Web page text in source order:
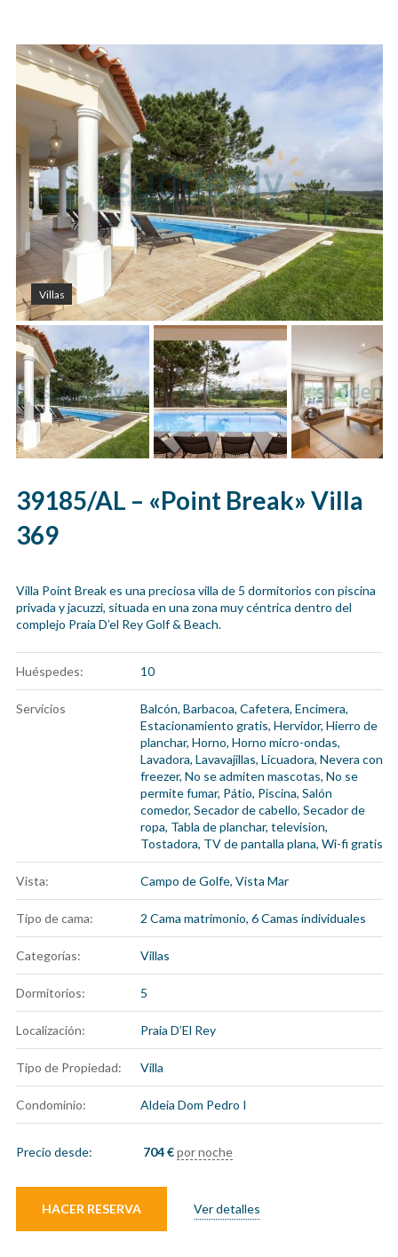
Villas
39185/AL – «Point Break» Villa
369
Villa Point Break es una preciosa villa de 5 dormitorios con piscina
privada y jacuzzi, situada en una zona muy céntrica dentro del
complejo Praia D’el Rey Golf & Beach.
Huéspedes: 10
Servicios Balcón, Barbacoa, Cafetera, Encimera,
Estacionamiento gratis, Hervidor, Hierro de
planchar, Horno, Horno micro-ondas,
Lavadora, Lavavajillas, Licuadora, Nevera con
freezer, No se admiten mascotas, No se
permite fumar, Pátio, Piscina, Salón
comedor, Secador de cabello, Secador de
ropa, Tabla de planchar, television,
Tostadora, TV de pantalla plana, Wi-fi gratis
Vista: Campo de Golfe, Vista Mar
Tipo de cama: 2 Cama matrimonio, 6 Camas individuales
Categorías: Villas
Dormitorios: 5
Localización: Praia D’El Rey
Tipo de Propiedad: Villa
Condominio: Aldeia Dom Pedro I
Precio desde: 704€ por noche
Ver detalles
HACER RESERVA